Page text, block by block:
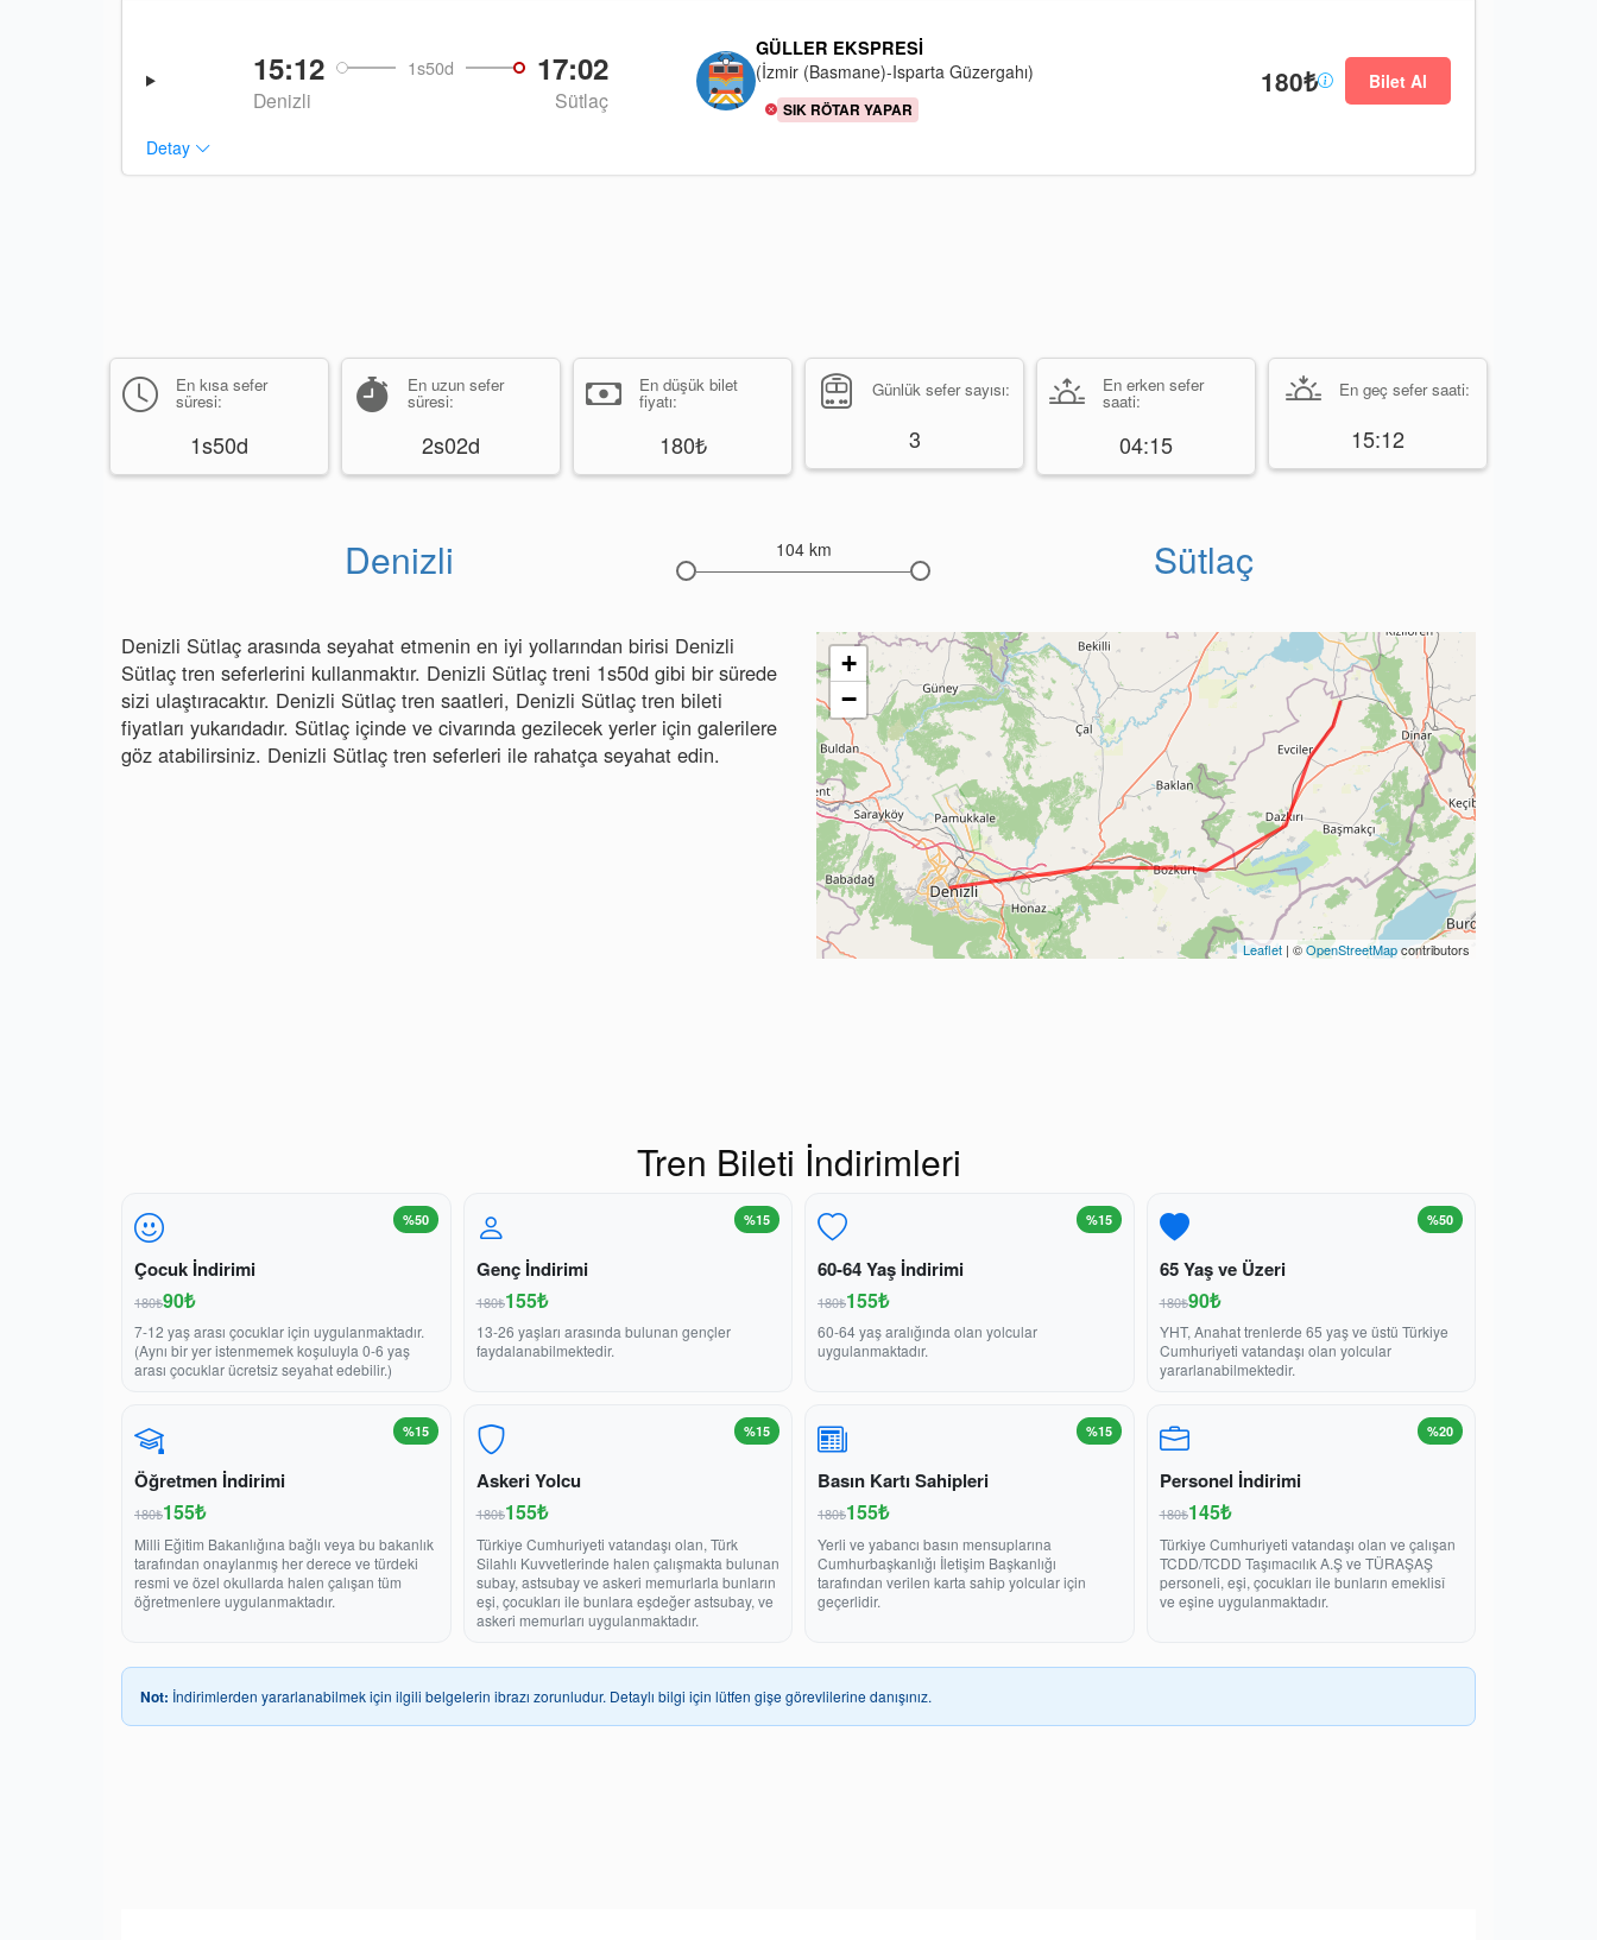
15:12 1s50d 17:02
Denizli Sütlaç
GÜLLER EKSPRESI
(İzmir (Basmane)-Isparta Güzergahı)
SIK RÖTAR YAPAR
180₺ Bilet Al
Detay
En kısa sefer
süresi:
1s50d
En uzun sefer
süresi:
2s02d
En düşük bilet
fiyatı:
180₺
Günlük sefer sayısı:
3
En erken sefer
saati:
04:15
En geç sefer saati:
15:12
Denizli 104 km Sütlaç
Denizli Sütlaç arasında seyahat etmenin en iyi yollarından birisi Denizli
Sütlaç tren seferlerini kullanmaktır. Denizli Sütlaç treni 1s50d gibi bir sürede
sizi ulaştıracaktır. Denizli Sütlaç tren saatleri, Denizli Sütlaç tren bileti
fiyatları yukarıdadır. Sütlaç içinde ve civarında gezilecek yerler için galerilere
göz atabilirsiniz. Denizli Sütlaç tren seferleri ile rahatça seyahat edin.
+
−
Leaflet | ©OpenStreetMapcontributors
Tren Bileti İndirimleri
%50
Çocuk İndirimi
180₺90₺
7-12 yaş arası çocuklar için uygulanmaktadır.
(Aynı bir yer istenmemek koşuluyla 0-6 yaş
arası çocuklar ücretsiz seyahat edebilir.)
%15
Genç İndirimi
180₺155₺
13-26 yaşları arasında bulunan gençler
faydalanabilmektedir.
%15
60-64 Yaş İndirimi
180₺155₺
60-64 yaş aralığında olan yolcular
uygulanmaktadır.
%50
65 Yaş ve Üzeri
180₺90₺
YHT, Anahat trenlerde 65 yaş ve üstü Türkiye
Cumhuriyeti vatandaşı olan yolcular
yararlanabilmektedir.
%15
Öğretmen İndirimi
180₺155₺
Milli Eğitim Bakanlığına bağlı veya bu bakanlık
tarafından onaylanmış her derece ve türdeki
resmi ve özel okullarda halen çalışan tüm
öğretmenlere uygulanmaktadır.
%15
Askeri Yolcu
180₺155₺
Türkiye Cumhuriyeti vatandaşı olan, Türk
Silahlı Kuvvetlerinde halen çalışmakta bulunan
subay, astsubay ve askeri memurlarla bunların
eşi, çocukları ile bunlara eşdeğer astsubay, ve
askeri memurları uygulanmaktadır.
%15
Basın Kartı Sahipleri
180₺155₺
Yerli ve yabancı basın mensuplarına
Cumhurbaşkanlığı İletişim Başkanlığı
tarafından verilen karta sahip yolcular için
geçerlidir.
%20
Personel İndirimi
180₺145₺
Türkiye Cumhuriyeti vatandaşı olan ve çalışan
TCDD/TCDD Taşımacılık A.Ş ve TÜRAŞAŞ
personeli, eşi, çocukları ile bunların emeklisî
ve eşine uygulanmaktadır.
Not: İndirimlerden yararlanabilmek için ilgili belgelerin ibrazı zorunludur. Detaylı bilgi için lütfen gişe görevlilerine danışınız.